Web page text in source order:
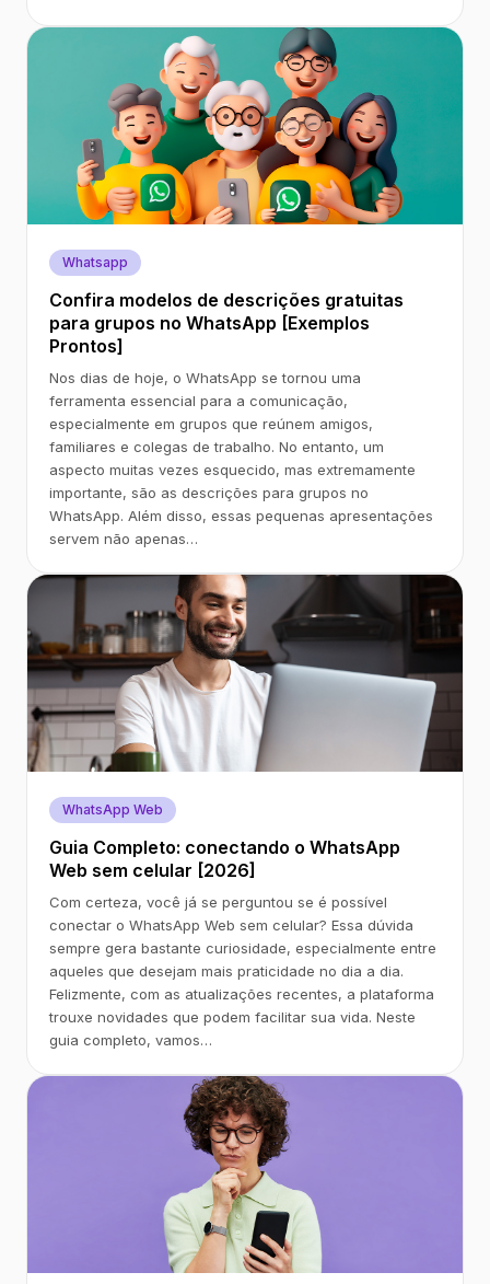
Whatsapp
Confira modelos de descrições gratuitas
para grupos no WhatsApp [Exemplos
Prontos]
Nos dias de hoje, o WhatsApp se tornou uma
ferramenta essencial para a comunicação,
especialmente em grupos que reúnem amigos,
familiares e colegas de trabalho. No entanto, um
aspecto muitas vezes esquecido, mas extremamente
importante, são as descrições para grupos no
WhatsApp. Além disso, essas pequenas apresentações
servem não apenas…
WhatsApp Web
Guia Completo: conectando o WhatsApp
Web sem celular [2026]
Com certeza, você já se perguntou se é possível
conectar o WhatsApp Web sem celular? Essa dúvida
sempre gera bastante curiosidade, especialmente entre
aqueles que desejam mais praticidade no dia a dia.
Felizmente, com as atualizações recentes, a plataforma
trouxe novidades que podem facilitar sua vida. Neste
guia completo, vamos…